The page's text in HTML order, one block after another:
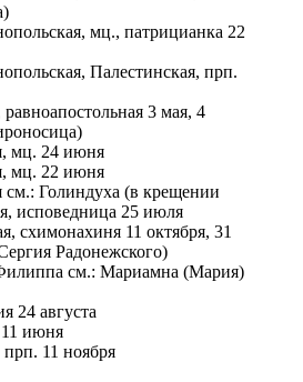
мц., патрицианка 22
Палестинская, прп.
3 мая, 4
мц. 24 июня
мц. 22 июня
Голиндуха (в крещении
исповедница 25 июля
схимонахиня 11 октября, 31
Радонежского)
см.: Мариамна (Мария)
24 августа
июня
11 ноября